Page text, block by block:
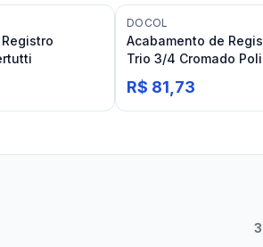
DOCOL
Acabamento de
Trio 3/4 Cromado
Deca
R$ 81,73